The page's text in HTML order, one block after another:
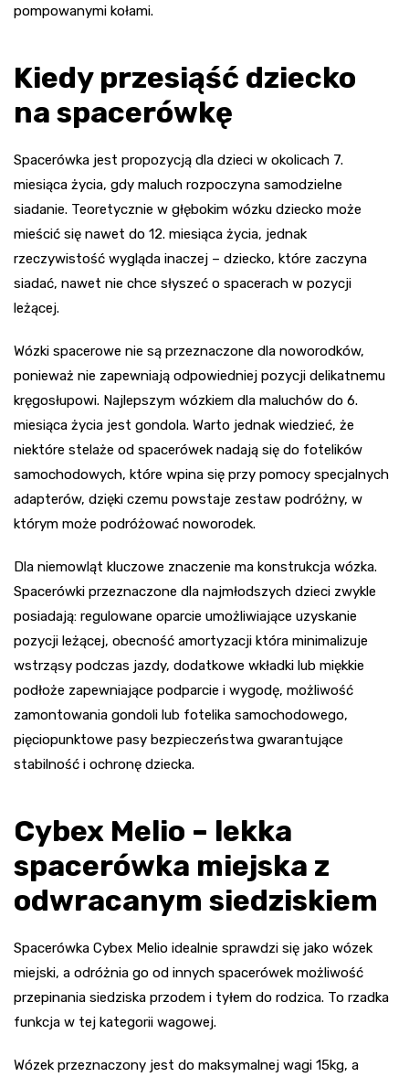
pompowanymi kołami.
Kiedy przesiąść dziecko
na spacerówkę
Spacerówka jest propozycją dla dzieci w okolicach 7.
miesiąca życia, gdy maluch rozpoczyna samodzielne
siadanie. Teoretycznie w głębokim wózku dziecko może
mieścić się nawet do 12. miesiąca życia, jednak
rzeczywistość wygląda inaczej – dziecko, które zaczyna
siadać, nawet nie chce słyszeć o spacerach w pozycji
leżącej.
Wózki spacerowe nie są przeznaczone dla noworodków,
ponieważ nie zapewniają odpowiedniej pozycji delikatnemu
kręgosłupowi. Najlepszym wózkiem dla maluchów do 6.
miesiąca życia jest gondola. Warto jednak wiedzieć, że
niektóre stelaże od spacerówek nadają się do fotelików
samochodowych, które wpina się przy pomocy specjalnych
adapterów, dzięki czemu powstaje zestaw podróżny, w
którym może podróżować noworodek.
Dla niemowląt kluczowe znaczenie ma konstrukcja wózka.
Spacerówki przeznaczone dla najmłodszych dzieci zwykle
posiadają: regulowane oparcie umożliwiające uzyskanie
pozycji leżącej, obecność amortyzacji która minimalizuje
wstrząsy podczas jazdy, dodatkowe wkładki lub miękkie
podłoże zapewniające podparcie i wygodę, możliwość
zamontowania gondoli lub fotelika samochodowego,
pięciopunktowe pasy bezpieczeństwa gwarantujące
stabilność i ochronę dziecka.
Cybex Melio – lekka
spacerówka miejska z
odwracanym siedziskiem
Spacerówka Cybex Melio idealnie sprawdzi się jako wózek
miejski, a odróżnia go od innych spacerówek możliwość
przepinania siedziska przodem i tyłem do rodzica. To rzadka
funkcja w tej kategorii wagowej.
Wózek przeznaczony jest do maksymalnej wagi 15kg, a